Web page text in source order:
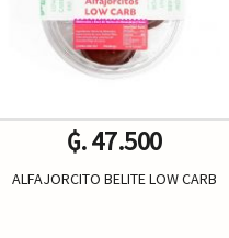
₲. 47.500
ALFAJORCITO BELITE LOW CARB